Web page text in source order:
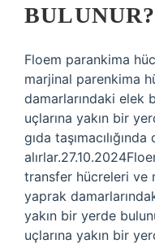
BULUNUR?
Floem parankima
marjinal parenkima
damarlarındaki elek
uçlarına yakın bir
gıda
transfer hücreleri ve
yaprak
yakın bir yerde
uçlarına yakın bir